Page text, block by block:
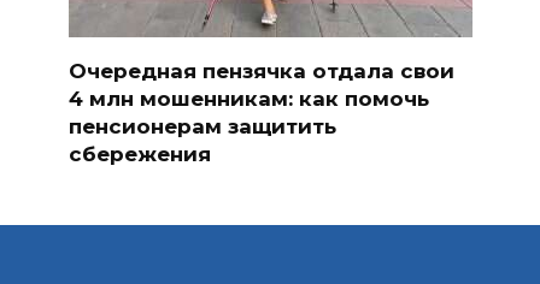
Очередная пензячка отдала свои
4 млн мошенникам: как помочь
пенсионерам защитить
сбережения